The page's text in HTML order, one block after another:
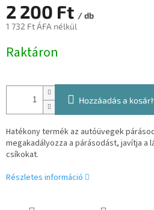
2 200 Ft / db
1 732 Ft ÁFA nélkül
Raktáron
Hozzáadás a
Hatékony termék az autóüvegek
megakadályozza a párásodást, javítja a
csíkokat.
Részletes információ